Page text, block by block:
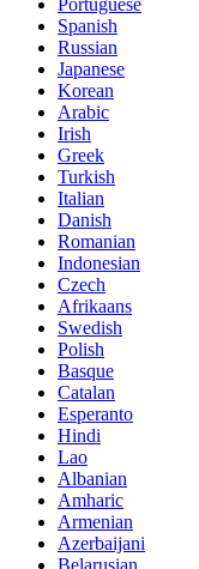
Portuguese
Spanish
Russian
Japanese
Korean
Arabic
Irish
Greek
Turkish
Italian
Danish
Romanian
Indonesian
Czech
Afrikaans
Swedish
Polish
Basque
Catalan
Esperanto
Hindi
Lao
Albanian
Amharic
Armenian
Azerbaijani
Belarusian